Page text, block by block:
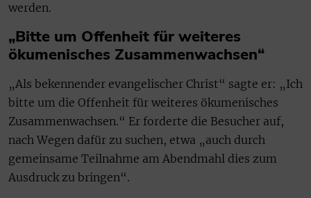
werden.
„Bitte um Offenheit für weiteres
ökumenisches Zusammenwachsen“
„Als bekennender evangelischer Christ“ sagte er: „Ich
bitte um die Offenheit für weiteres ökumenisches
Zusammenwachsen.“ Er forderte die Besucher auf,
nach Wegen dafür zu suchen, etwa „auch durch
gemeinsame Teilnahme am Abendmahl dies zum
Ausdruck zu bringen“.